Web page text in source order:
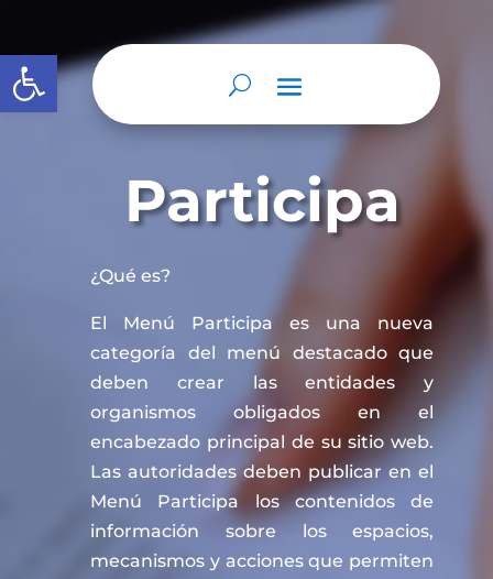
Abrir barra de herramientas
Participa
¿Qué es?
El Menú Participa es una nueva
categoría del menú destacado que
deben crear las entidades y
organismos obligados en el
encabezado principal de su sitio web.
Las autoridades deben publicar en el
Menú Participa los contenidos de
información sobre los espacios,
mecanismos y acciones que permiten